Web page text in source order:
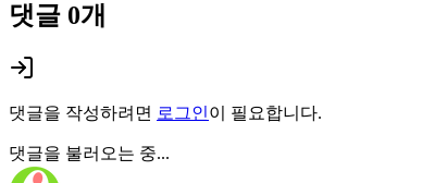
댓글 0개
댓글을 작성하려면 로그인이 필요합니다.
댓글을 불러오는 중...